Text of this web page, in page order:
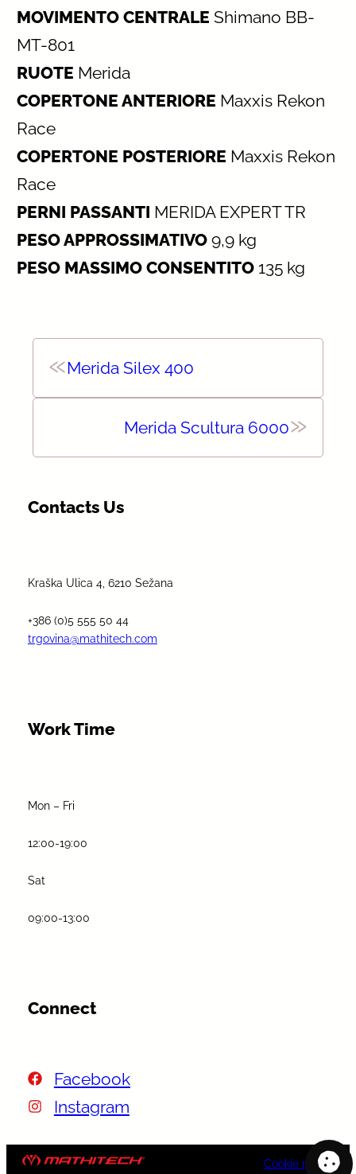
MOVIMENTO CENTRALE Shimano BB-
MT-801
RUOTE Merida
COPERTONE ANTERIORE Maxxis Rekon
Race
COPERTONE POSTERIORE Maxxis Rekon
Race
PERNI PASSANTI MERIDA EXPERT TR
PESO APPROSSIMATIVO 9,9 kg
PESO MASSIMO CONSENTITO 135 kg
«Merida Silex 400
»
Merida Scultura 6000
Contacts Us
Kraška Ulica 4, 6210 Sežana
+386 (0)5 555 50 44
trgovina@mathitech.com
Work Time
Mon – Fri
12:00-19:00
Sat
09:00-13:00
Connect
Facebook
Instagram
Cookie policy